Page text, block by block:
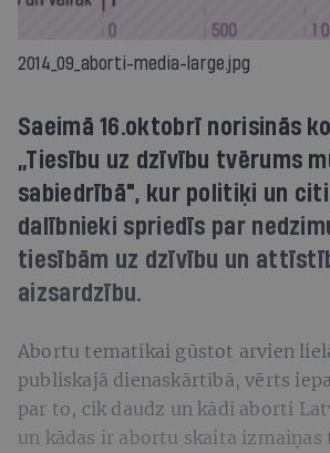
2014_09_aborti-media-large.jpg
Saeimā 16.oktobrī norisinās
„Tiesību uz dzīvību tvērums
sabiedrībā", kur politiķi un
dalībnieki spriedīs par
tiesībām uz dzīvību un
aizsardzību.
Abortu tematikai gūstot arvien
publiskajā dienaskārtībā, vērts
par to, cik daudz un kādi aborti
un kādas ir abortu skaita izmaiņas